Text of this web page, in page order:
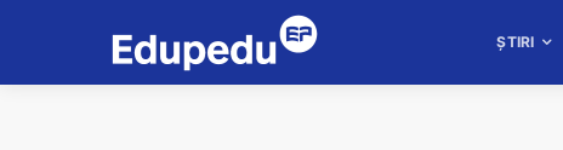
ȘTIRI